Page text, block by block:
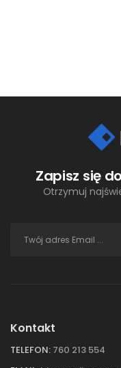
Zapisz się
Otrzymuj
Kontakt
TELEFON: 760 213 554